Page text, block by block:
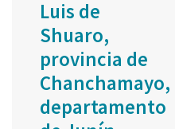
Luis de
Shuaro,
provincia de
Chanchamayo,
departamento